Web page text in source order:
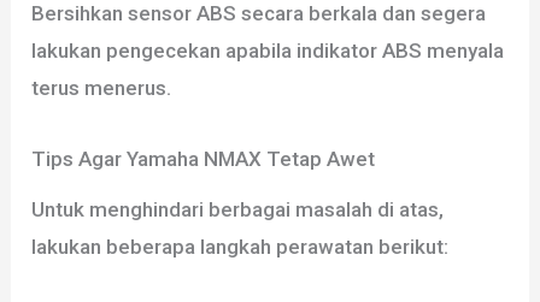
Bersihkan sensor ABS secara berkala dan segera
lakukan pengecekan apabila indikator ABS menyala
terus menerus.
Tips Agar Yamaha NMAX Tetap Awet
Untuk menghindari berbagai masalah di atas,
lakukan beberapa langkah perawatan berikut: